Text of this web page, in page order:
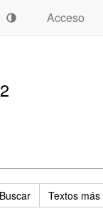
Acceso
Buscar Textos